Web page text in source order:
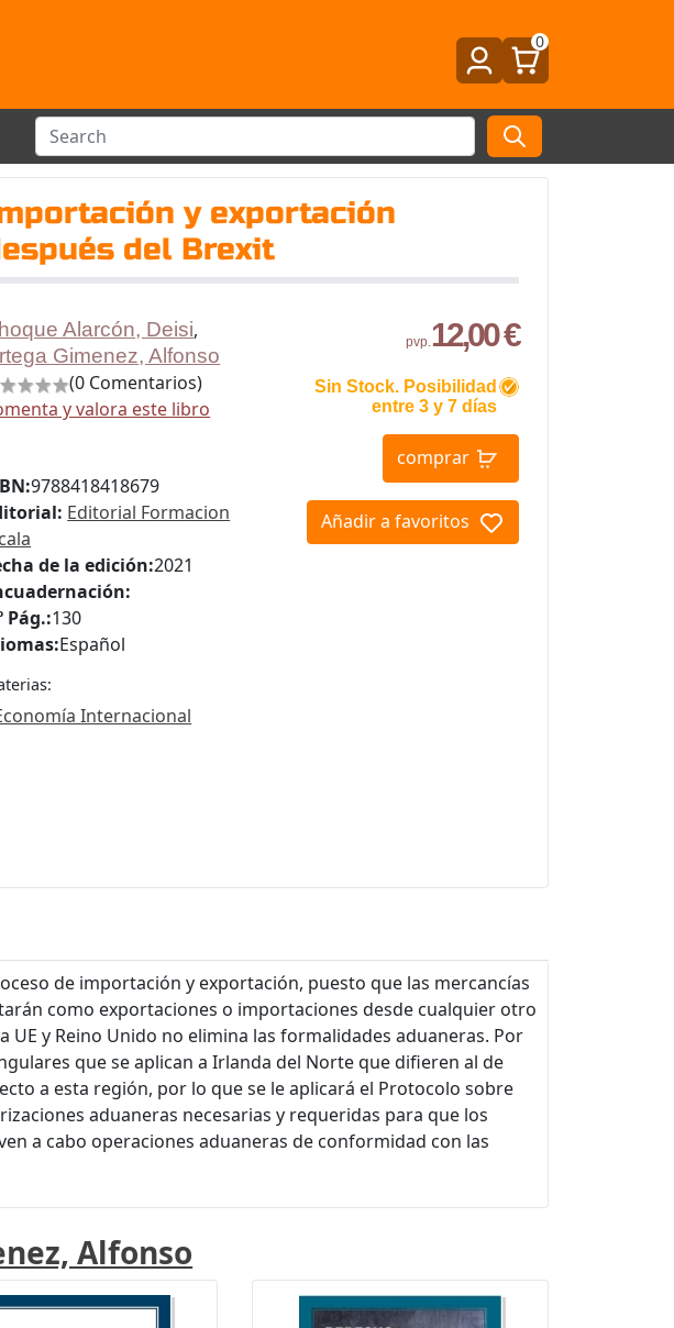
0
y exportación
del Brexit
Alarcón, Deisi,
Gimenez, Alfonso
(0 Comentarios)
y valora este libro
pvp.12,00 €
Sin Stock. Posibilidad
entre 3 y 7 días
comprar
Añadir a favoritos
9788418418679
Editorial Formacion
de la edición:2021
Pág.:130
Español
Internacional
de importación y exportación, puesto que las mercancías
como exportaciones o importaciones desde cualquier otro
UE y Reino Unido no elimina las formalidades aduaneras. Por
que se aplican a Irlanda del Norte que difieren al de
a esta región, por lo que se le aplicará el Protocolo sobre
aduaneras necesarias y requeridas para que los
a cabo operaciones aduaneras de conformidad con las
Alfonso